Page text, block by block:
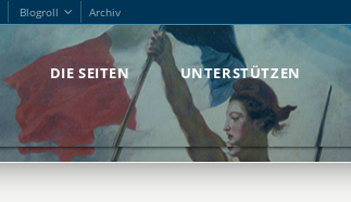
Blogroll Archiv
DIE SEITEN UNTERSTÜTZEN
Blogroll Archiv
DIE SEITEN UNTERSTÜTZEN